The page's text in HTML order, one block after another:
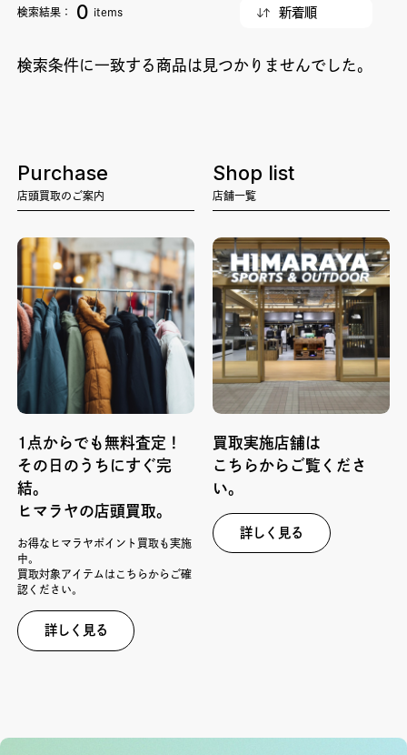
検索結果： 0 items
検索条件に一致する商品は見つかりませんでした。
Purchase
店頭買取のご案内
1点からでも無料査定！
その日のうちにすぐ完
結。
ヒマラヤの店頭買取。
お得なヒマラヤポイント買取も実施
中。
買取対象アイテムはこちらからご確
認ください。
詳しく見る
Shop list
店舗一覧
買取実施店舗は
こちらからご覧くださ
い。
詳しく見る